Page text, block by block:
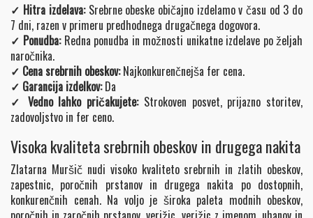
✓ Hitra izdelava:Srebrne obeske običajno izdelamo v času od 3 do
7 dni, razen v primeru predhodnega drugačnega dogovora.
✓ Ponudba:Redna ponudba in možnosti unikatne izdelave po željah
naročnika.
✓ Cena srebrnih obeskov:Najkonkurenčnejša fer cena.
✓ Garancija izdelkov:Da
✓ Vedno lahko pričakujete:Strokoven posvet, prijazno storitev,
zadovoljstvo in fer ceno.
Visoka kvaliteta srebrnih obeskov in drugega nakita
Zlatarna Muršič nudi visoko kvaliteto srebrnih in zlatih obeskov,
zapestnic, poročnih prstanov in drugega nakita po dostopnih,
konkurenčnih cenah. Na voljo je široka paleta modnih obeskov,